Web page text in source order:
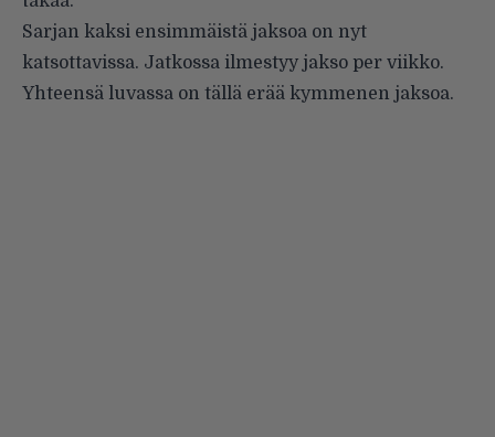
Sarjan kaksi ensimmäistä jaksoa on nyt
katsottavissa. Jatkossa ilmestyy jakso per viikko.
Yhteensä luvassa on tällä erää kymmenen jaksoa.